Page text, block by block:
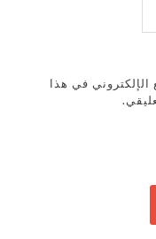
في هذا